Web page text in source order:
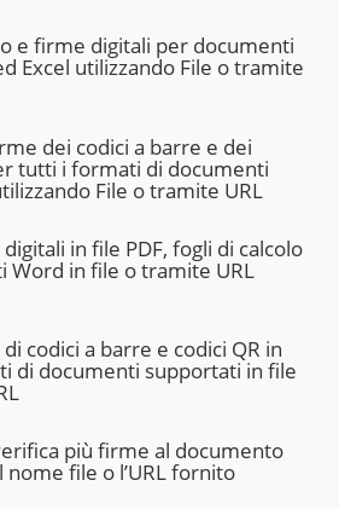
e firme digitali per documenti
Excel utilizzando File o tramite
dei codici a barre e dei
tutti i formati di documenti
File o tramite URL
in file PDF, fogli di calcolo
Word in file o tramite URL
codici a barre e codici QR in
di documenti supportati in file
più firme al documento
nome file o l’URL fornito